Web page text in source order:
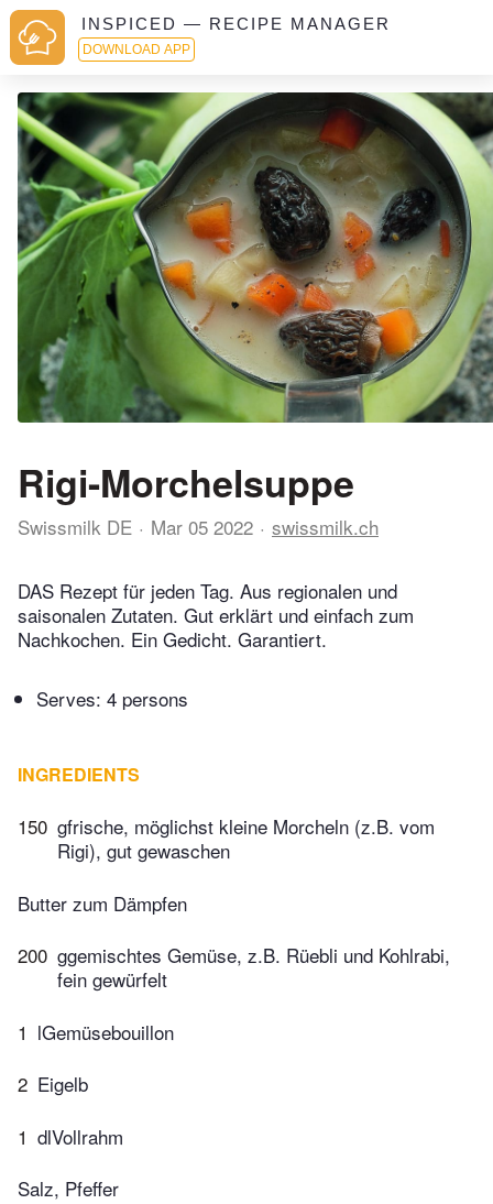
INSPICED — RECIPE MANAGER
DOWNLOAD APP
Rigi-Morchelsuppe
Swissmilk DE Mar 05 2022 swissmilk.ch
DAS Rezept für jeden Tag. Aus regionalen und
saisonalen Zutaten. Gut erklärt und einfach zum
Nachkochen. Ein Gedicht. Garantiert.
Serves: 4 persons
INGREDIENTS
150 gfrische, möglichst kleine Morcheln (z.B. vom
Rigi), gut gewaschen
Butter zum Dämpfen
200 ggemischtes Gemüse, z.B. Rüebli und Kohlrabi,
fein gewürfelt
1 lGemüsebouillon
2 Eigelb
1 dlVollrahm
Salz, Pfeffer